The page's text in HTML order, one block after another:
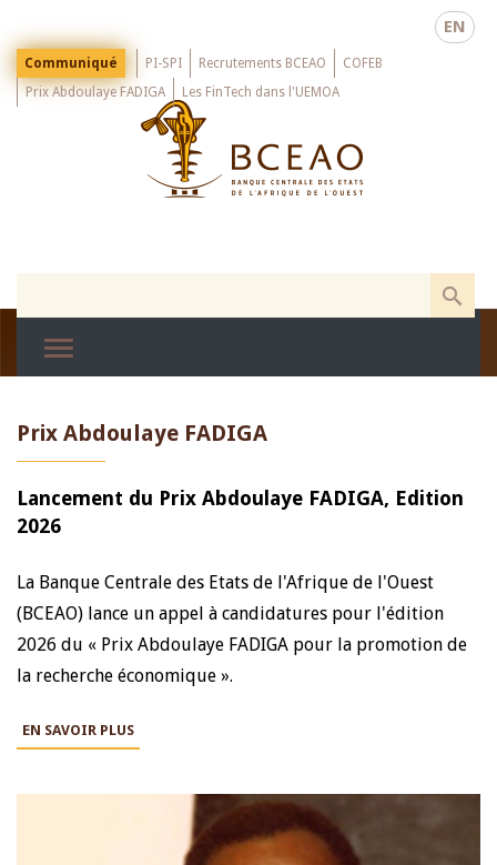
main
content
EN
Menu
Top
Communiqué PI-SPI Recrutements BCEAO
COFEB
Prix Abdoulaye FADIGA
Les FinTech dans l'UEMOA
Prix Abdoulaye FADIGA
Lancement du Prix Abdoulaye FADIGA, Edition
2026
La Banque Centrale des Etats de l'Afrique de l'Ouest
(BCEAO) lance un appel à candidatures pour l'édition
2026 du « Prix Abdoulaye FADIGA pour la promotion de
la recherche économique ».
EN SAVOIR PLUS